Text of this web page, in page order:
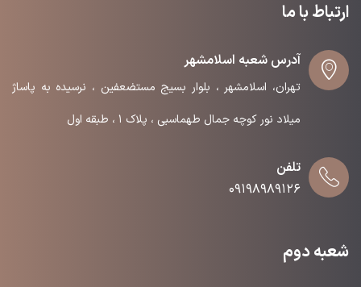
ارتباط با ما
آدرس شعبه اسلامشهر
تهران، اسلامشهر ، بلوار بسیج مستضعفین ، نرسیده به پاساژ
میلاد نور کوچه جمال طهماسبی ، پلاک ۱ ، طبقه اول
تلفن
۰۹۱۹۸۹۸۹۱۲۶
شعبه دوم